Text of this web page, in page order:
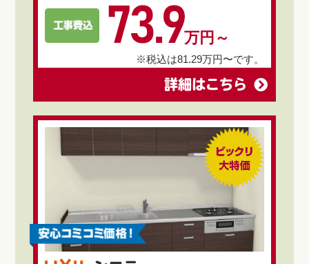
73.9万円～
※税込は81.29万円〜です。
詳細はこちら